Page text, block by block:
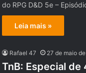
do RPG D&D 5e –
Leia mais »
Rafael 47 27 de maio
TnB: Especial de